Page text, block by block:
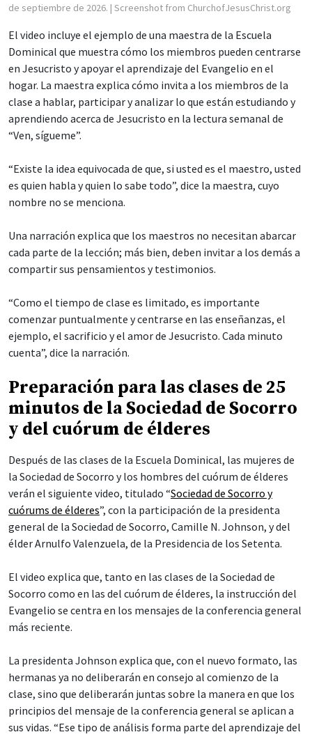
de septiembre de 2026. | Screenshot from ChurchofJesusChrist.org
El video incluye el ejemplo de una maestra de la Escuela
Dominical que muestra cómo los miembros pueden centrarse
en Jesucristo y apoyar el aprendizaje del Evangelio en el
hogar. La maestra explica cómo invita a los miembros de la
clase a hablar, participar y analizar lo que están estudiando y
aprendiendo acerca de Jesucristo en la lectura semanal de
“Ven, sígueme”.
“Existe la idea equivocada de que, si usted es el maestro, usted
es quien habla y quien lo sabe todo”, dice la maestra, cuyo
nombre no se menciona.
Una narración explica que los maestros no necesitan abarcar
cada parte de la lección; más bien, deben invitar a los demás a
compartir sus pensamientos y testimonios.
“Como el tiempo de clase es limitado, es importante
comenzar puntualmente y centrarse en las enseñanzas, el
ejemplo, el sacrificio y el amor de Jesucristo. Cada minuto
cuenta”, dice la narración.
Preparación para las clases de 25
minutos de la Sociedad de Socorro
y del cuórum de élderes
Después de las clases de la Escuela Dominical, las mujeres de
la Sociedad de Socorro y los hombres del cuórum de élderes
verán el siguiente video, titulado “Sociedad de Socorro y
cuórums de élderes”, con la participación de la presidenta
general de la Sociedad de Socorro, Camille N. Johnson, y del
élder Arnulfo Valenzuela, de la Presidencia de los Setenta.
El video explica que, tanto en las clases de la Sociedad de
Socorro como en las del cuórum de élderes, la instrucción del
Evangelio se centra en los mensajes de la conferencia general
más reciente.
La presidenta Johnson explica que, con el nuevo formato, las
hermanas ya no deliberarán en consejo al comienzo de la
clase, sino que deliberarán juntas sobre la manera en que los
principios del mensaje de la conferencia general se aplican a
sus vidas. “Ese tipo de análisis forma parte del aprendizaje del